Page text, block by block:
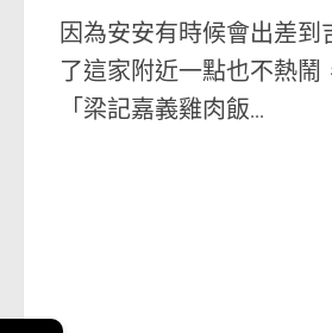
因為安安有時候會出差
了這家附近一點也不熱
「梁記嘉義雞肉飯...